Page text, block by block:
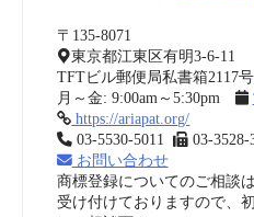
〒135-8071
東京都江東区有明3-6-11
TFTビル郵便局私書箱2117号
月～金: 9:00am～5:30pm
https://ariapat.org/
03-5530-5011
03-3528-
お問い合わせ
商標登録についてのご相談
受け付けておりますので、